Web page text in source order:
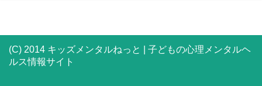
(C) 2014 キッズメンタルねっと | 子どもの心理メンタルヘ
ルス情報サイト